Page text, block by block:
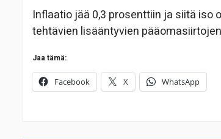
Inflaatio jää 0,3 prosenttiin ja siitä
tehtävien lisääntyvien
Jaa tämä:
Facebook X WhatsApp